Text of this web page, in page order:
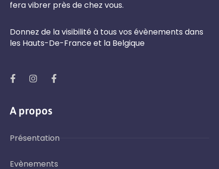
fera vibrer près de chez vous.
Donnez de la visibilité à tous vos évènements dans
les Hauts-De-France et la Belgique
A propos
Présentation
Evènements